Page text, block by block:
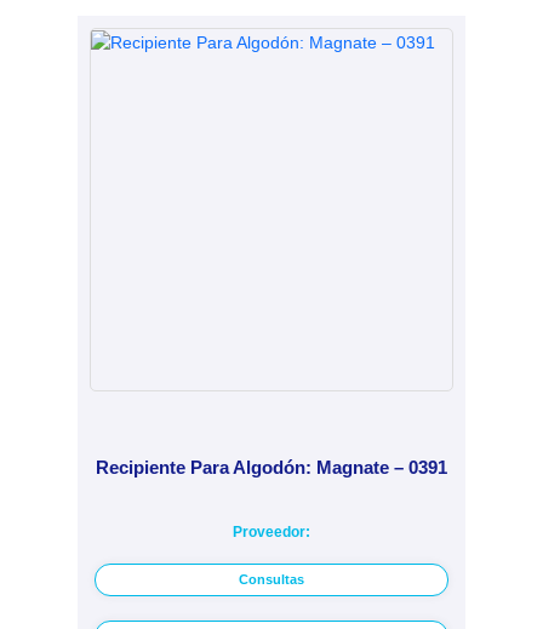
Recipiente Para Algodón: Magnate – 0391
Proveedor:
Consultas